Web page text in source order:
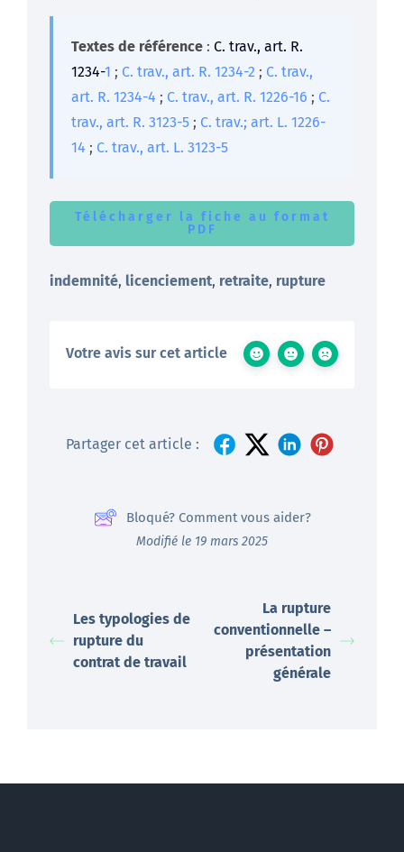
Textes de référence : C. trav., art. R.
1234-1 ; C. trav., art. R. 1234-2 ; C. trav.,
art. R. 1234-4 ; C. trav., art. R. 1226-16 ; C.
trav., art. R. 3123-5 ; C. trav.; art. L. 1226-
14 ; C. trav., art. L. 3123-5
Télécharger la fiche au format
PDF
indemnité, licenciement, retraite, rupture
Votre avis sur cet article
Partager cet article :
Bloqué? Comment vous aider?
Modifié le 19 mars 2025
Les typologies de
rupture du
contrat de travail
La rupture
conventionnelle –
présentation
générale